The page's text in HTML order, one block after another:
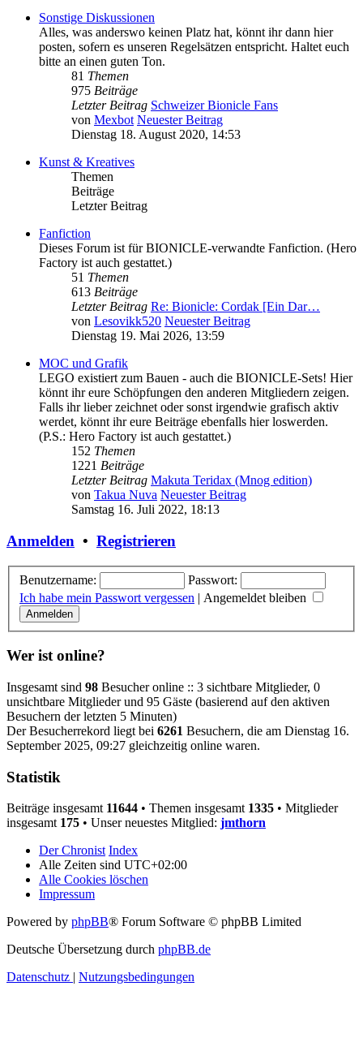
Sonstige Diskussionen
Alles, was anderswo keinen Platz hat, könnt ihr dann hier
posten, sofern es unseren Regelsätzen entspricht. Haltet euch
bitte an einen guten Ton.
81 Themen
975 Beiträge
Letzter Beitrag Schweizer Bionicle Fans
von Mexbot Neuester Beitrag
Dienstag 18. August 2020, 14:53
Kunst & Kreatives
Themen
Beiträge
Letzter Beitrag
Fanfiction
Dieses Forum ist für BIONICLE-verwandte Fanfiction. (Hero
Factory ist auch gestattet.)
51 Themen
613 Beiträge
Letzter Beitrag Re: Bionicle: Cordak [Ein Dar…
von Lesovikk520 Neuester Beitrag
Dienstag 19. Mai 2026, 13:59
MOC und Grafik
LEGO existiert zum Bauen - auch die BIONICLE-Sets! Hier
könnt ihr eure Schöpfungen den anderen Mitgliedern zeigen.
Falls ihr lieber zeichnet oder sonst irgendwie grafisch aktiv
werdet, könnt ihr eure Beiträge ebenfalls hier loswerden.
(P.S.: Hero Factory ist auch gestattet.)
152 Themen
1221 Beiträge
Letzter Beitrag Makuta Teridax (Mnog edition)
von Takua Nuva Neuester Beitrag
Samstag 16. Juli 2022, 18:13
Anmelden • Registrieren
Benutzername:
Passwort:
Ich habe mein Passwort vergessen | Angemeldet bleiben
Wer ist online?
Insgesamt sind 98 Besucher online :: 3 sichtbare Mitglieder, 0
unsichtbare Mitglieder und 95 Gäste (basierend auf den aktiven
Besuchern der letzten 5 Minuten)
Der Besucherrekord liegt bei 6261 Besuchern, die am Dienstag 16.
September 2025, 09:27 gleichzeitig online waren.
Statistik
Beiträge insgesamt 11644 • Themen insgesamt 1335 • Mitglieder
insgesamt 175 • Unser neuestes Mitglied: jmthorn
Der Chronist Index
Alle Zeiten sind UTC+02:00
Alle Cookies löschen
Impressum
Powered by phpBB® Forum Software © phpBB Limited
Deutsche Übersetzung durch phpBB.de
Datenschutz | Nutzungsbedingungen